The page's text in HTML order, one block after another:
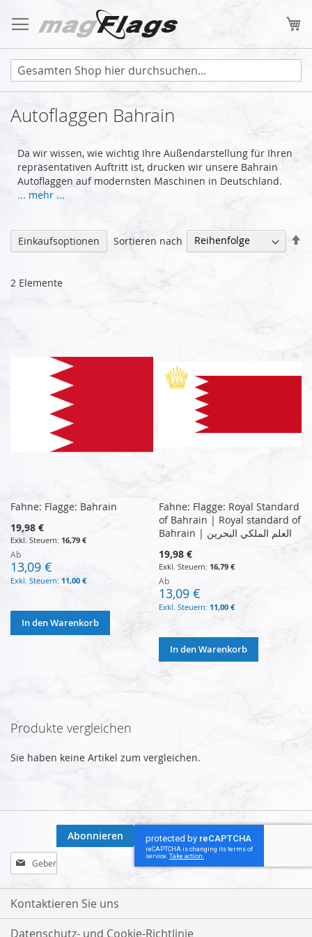
Inhalt
springen
Autoflaggen Bahrain
Da wir wissen, wie wichtig Ihre Außendarstellung für Ihren
repräsentativen Auftritt ist, drucken wir unsere Bahrain
Autoflaggen auf modernsten Maschinen in Deutschland.
... mehr ...
2 Elemente
Sortieren nach
Fahne: Flagge: Bahrain
19,98 €
16,79 €
Ab
13,09 €
11,00 €
In den Warenkorb
Fahne: Flagge: Royal Standard
of Bahrain | Royal standard of
Bahrain | العلم الملكي البحرين
19,98 €
16,79 €
Ab
13,09 €
11,00 €
In den Warenkorb
Einkaufsoptionen
Produkte vergleichen
Sie haben keine Artikel zum vergleichen.
Melden
Sie
sich
für
Newsletter
Abonnieren
Kontaktieren Sie uns
Datenschutz- und Cookie-Richtlinie